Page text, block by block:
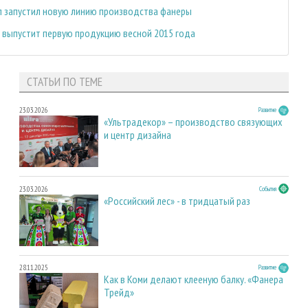
новую линию производства фанеры
первую продукцию весной 2015 года
СТАТЬИ ПО ТЕМЕ
23.03.2026 Развитие
«Ультрадекор» – производство связующих
и центр дизайна
23.03.2026 События
«Российский лес» - в тридцатый раз
28.11.2025 Развитие
Как в Коми делают клееную балку. «Фанера
Трейд»